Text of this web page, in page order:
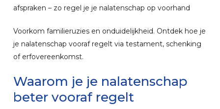
afspraken – zo regel je je nalatenschap op voorhand
Voorkom familieruzies en onduidelijkheid. Ontdek hoe je
je nalatenschap vooraf regelt via testament, schenking
of erfovereenkomst.
Waarom je je nalatenschap
beter vooraf regelt